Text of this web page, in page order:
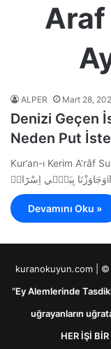
Araf
ALPER Mart 28,
Denizi Geçen
Neden Put
Kur’an-ı Kerim A’râf
Devamını Oku »
kuranokuyun.com | ©
“Ey Alemlerinde
uğrayanların
HER İŞİ